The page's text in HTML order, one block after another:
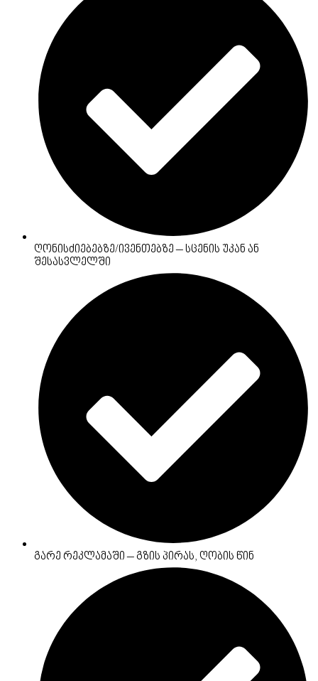
ღონისძიებებზე/ივენთებზე – სცენის უკან ან
შესასვლელში
გარე რეკლამაში – გზის პირას, ღობის წინ